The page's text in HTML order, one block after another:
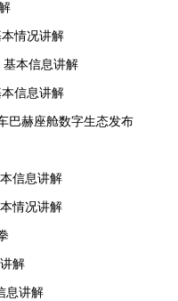
情况讲解
基本信息讲解
信息讲解
巴赫座舱数字生态发布
信息讲解
情况讲解
解
息讲解